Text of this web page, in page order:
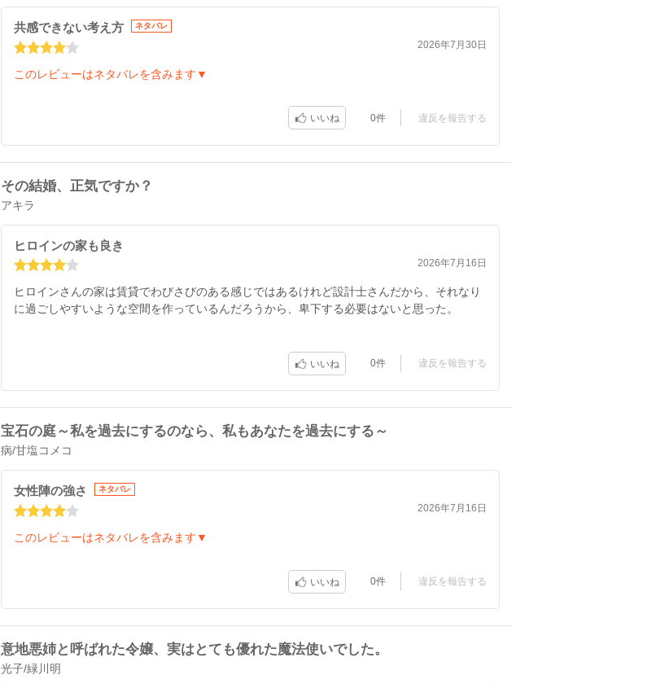
共感できない考え方 ネタバレ
2026年7月30日
このレビューはネタバレを含みます▼
いいね 0件 違反を報告する
その結婚、正気ですか？
アキラ
ヒロインの家も良き
2026年7月16日
ヒロインさんの家は賃貸でわびさびのある感じではあるけれど設計士さんだから、それなり
に過ごしやすいような空間を作っているんだろうから、卑下する必要はないと思った。
いいね 0件 違反を報告する
宝石の庭～私を過去にするのなら、私もあなたを過去にする～
病/甘塩コメコ
女性陣の強さ ネタバレ
2026年7月16日
このレビューはネタバレを含みます▼
いいね 0件 違反を報告する
意地悪姉と呼ばれた令嬢、実はとても優れた魔法使いでした。
光子/緑川明